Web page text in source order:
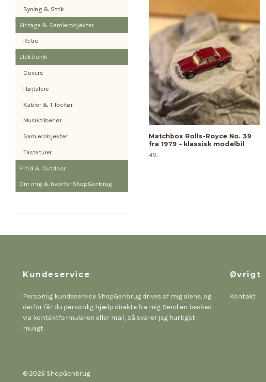
Syning & Strik
Vintage & Samlerobjekter
Retro
Elektronik
Covers
Højtalere
Kabler & Tilbehør
Musiktilbehør
Samlerobjekter
Tastaturer
Fritid & Outdoor
Om mig & hvorfor ShopGenbrug
Matchbox Rolls-Royce No. 39
fra 1979 – klassisk modelbil
49,-
Kundeservice
Personlig kundeservice ShopGenbrug drives af mig alene, og
derfor får du personlig hjælp direkte fra mig. Send en besked
via kontaktformularen eller mail, så svarer jeg hurtigst
muligt.
Øvrigt
Kontakt
© 2026 ShopGenbrug